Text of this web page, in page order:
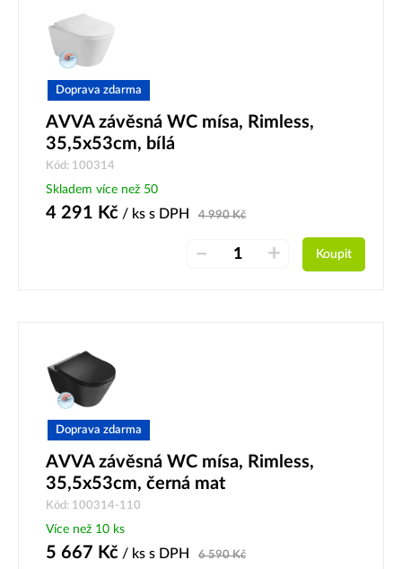
Doprava zdarma
AVVA závěsná WC mísa, Rimless,
35,5x53cm, bílá
Kód: 100314
Skladem více než 50
4 291 Kč / ks s DPH 4 990Kč
– + Koupit
Doprava zdarma
AVVA závěsná WC mísa, Rimless,
35,5x53cm, černá mat
Kód: 100314-110
Více než 10 ks
5 667 Kč / ks s DPH 6 590Kč